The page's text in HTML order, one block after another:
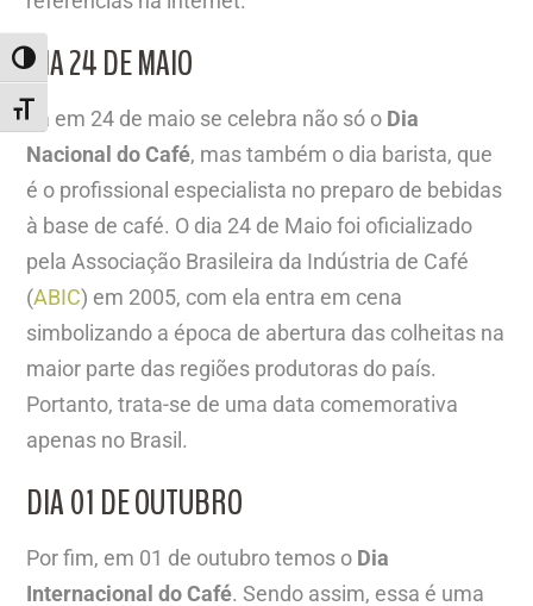
ALTERNAR ALTO CONTRASTE
ALTERNAR TAMANHO DA FONTE
DIA 24 DE MAIO
Já em 24 de maio se celebra não só o Dia
Nacional do Café, mas também o dia barista, que
é o profissional especialista no preparo de bebidas
à base de café. O dia 24 de Maio foi oficializado
pela Associação Brasileira da Indústria de Café
(ABIC) em 2005, com ela entra em cena
simbolizando a época de abertura das colheitas na
maior parte das regiões produtoras do país.
Portanto, trata-se de uma data comemorativa
apenas no Brasil.
DIA 01 DE OUTUBRO
Por fim, em 01 de outubro temos o Dia
Internacional do Café. Sendo assim, essa é uma